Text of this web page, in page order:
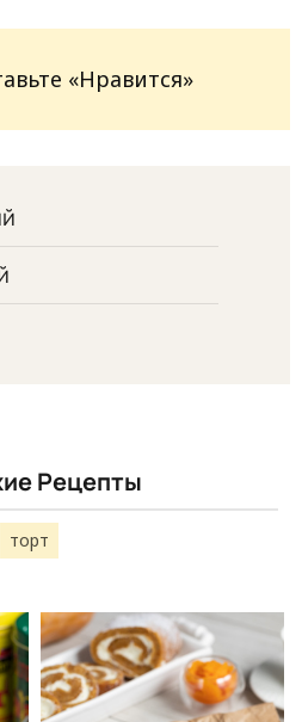
«Нравится»
Рецепты
торт